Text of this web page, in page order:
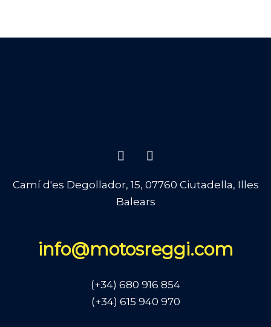
Camí d'es Degollador, 15, 07760 Ciutadella, Illes
Balears
info@motosreggi.com
(+34) 680 916 854
(+34) 615 940 970